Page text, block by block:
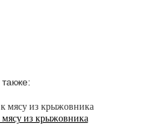
из крыжовника